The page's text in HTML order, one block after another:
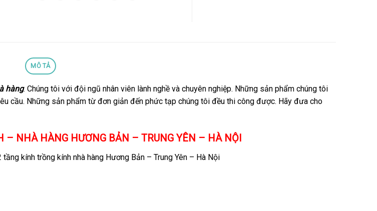
MÔ TẢ
hàng. Chúng tôi với đội ngũ nhân viên lành nghề và chuyên nghiệp. Những sản phẩm chúng tôi
cầu. Những sản phẩm từ đơn giản đến phức tạp chúng tôi đều thi công được. Hãy đưa cho
NHÀ HÀNG HƯƠNG BẢN – TRUNG YÊN – HÀ NỘI
kính trồng kính nhà hàng Hương Bản – Trung Yên – Hà Nội